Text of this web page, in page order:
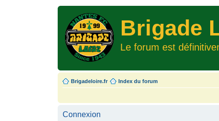
Brigade
Le forum est
Brigadeloire.fr Index du forum
Connexion